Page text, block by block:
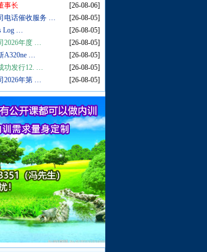
[26-08-06]
事长
[26-08-05]
电话催收服务 …
[26-08-05]
Log …
[26-08-05]
2026年度 …
[26-08-05]
A320ne …
[26-08-05]
功发行12. …
[26-08-05]
2026年第 …